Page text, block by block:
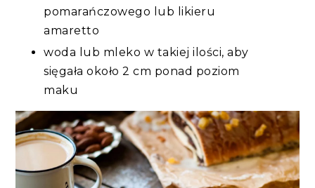
pomarańczowego lub likieru
amaretto
woda lub mleko w takiej ilości, aby
sięgała około 2 cm ponad poziom
maku